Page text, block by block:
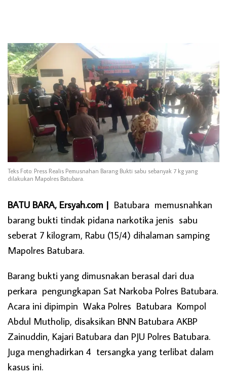
Teks Foto: Press Realis Pemusnahan Barang Bukti sabu sebanyak 7 kg yang
dilakukan Mapolres Batubara.
BATU BARA, Ersyah.com | Batubara memusnahkan
barang bukti tindak pidana narkotika jenis sabu
seberat 7 kilogram, Rabu (15/4) dihalaman samping
Mapolres Batubara.
Barang bukti yang dimusnakan berasal dari dua
perkara pengungkapan Sat Narkoba Polres Batubara.
Acara ini dipimpin Waka Polres Batubara Kompol
Abdul Mutholip, disaksikan BNN Batubara AKBP
Zainuddin, Kajari Batubara dan PJU Polres Batubara.
Juga menghadirkan 4 tersangka yang terlibat dalam
kasus ini.